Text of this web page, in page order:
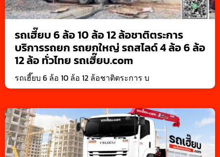
รถเฮี๊ยบ 6 ล้อ 10 ล้อ 12 ล้อชาติตระการ
บริการรถยก รถยกใหญ่ รถสไลด์ 4 ล้อ 6 ล้อ
12 ล้อ ทั่วไทย รถเฮี๊ยบ.com
รถเฮี๊ยบ 6 ล้อ 10 ล้อ 12 ล้อชาติตระการ บ